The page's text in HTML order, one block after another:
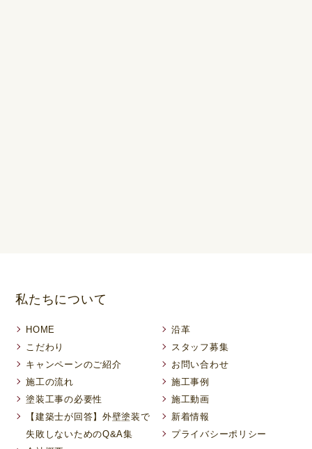
私たちについて
HOME
こだわり
キャンペーンのご紹介
施工の流れ
塗装工事の必要性
【建築士が回答】外壁塗装で
失敗しないためのQ&A集
沿革
スタッフ募集
お問い合わせ
施工事例
施工動画
新着情報
プライバシーポリシー